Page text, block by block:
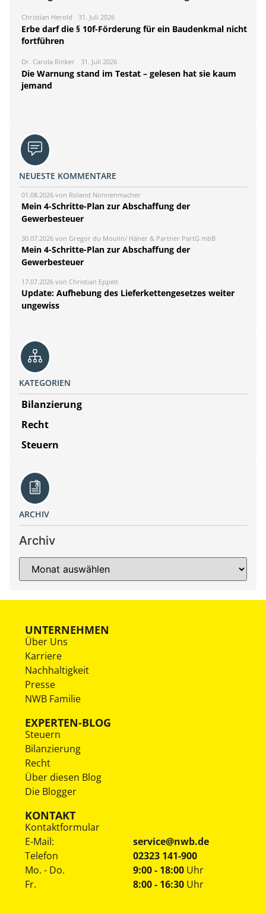
Christian Herold 31. Juli 2026
Erbe darf die § 10f-Förderung für ein Baudenkmal nicht
fortführen
Dr. Carola Rinker 31. Juli 2026
Die Warnung stand im Testat – gelesen hat sie kaum
jemand
NEUESTE KOMMENTARE
01.08.2026 von Roland Nonnenmacher
Mein 4-Schritte-Plan zur Abschaffung der
Gewerbesteuer
30.07.2026 von Gregor du Moulin/ Häner & Partner PartG mbB
Mein 4-Schritte-Plan zur Abschaffung der
Gewerbesteuer
17.07.2026 von Christian Eppelt
Update: Aufhebung des Lieferkettengesetzes weiter
ungewiss
KATEGORIEN
Bilanzierung
Recht
Steuern
ARCHIV
Archiv
UNTERNEHMEN
Über Uns
Karriere
Nachhaltigkeit
Presse
NWB Familie
EXPERTEN-BLOG
Steuern
Bilanzierung
Recht
Über diesen Blog
Die Blogger
KONTAKT
Kontaktformular
E-Mail:
service@nwb.de
Telefon
02323 141-900
Mo. - Do.
Fr.
9:00 - 18:00 Uhr
8:00 - 16:30 Uhr